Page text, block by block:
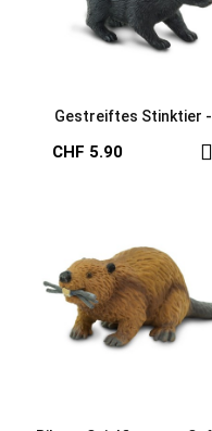
Gestreiftes Stinktier -
CHF 5.90